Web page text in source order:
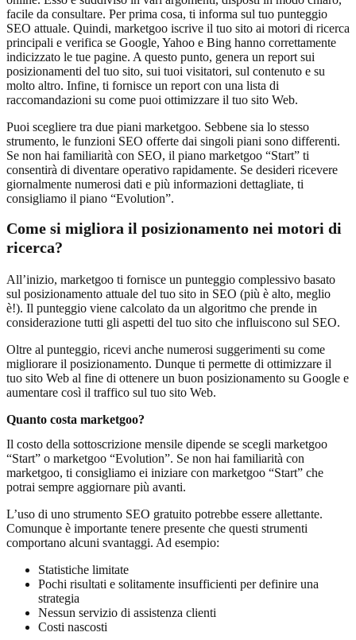
facile da consultare. Per prima cosa, ti informa sul tuo punteggio
SEO attuale. Quindi, marketgoo iscrive il tuo sito ai motori di ricerca
principali e verifica se Google, Yahoo e Bing hanno correttamente
indicizzato le tue pagine. A questo punto, genera un report sui
posizionamenti del tuo sito, sui tuoi visitatori, sul contenuto e su
molto altro. Infine, ti fornisce un report con una lista di
raccomandazioni su come puoi ottimizzare il tuo sito Web.
Puoi scegliere tra due piani marketgoo. Sebbene sia lo stesso
strumento, le funzioni SEO offerte dai singoli piani sono differenti.
Se non hai familiarità con SEO, il piano marketgoo “Start” ti
consentirà di diventare operativo rapidamente. Se desideri ricevere
giornalmente numerosi dati e più informazioni dettagliate, ti
consigliamo il piano “Evolution”.
Come si migliora il posizionamento nei motori di
ricerca?
All’inizio, marketgoo ti fornisce un punteggio complessivo basato
sul posizionamento attuale del tuo sito in SEO (più è alto, meglio
è!). Il punteggio viene calcolato da un algoritmo che prende in
considerazione tutti gli aspetti del tuo sito che influiscono sul SEO.
Oltre al punteggio, ricevi anche numerosi suggerimenti su come
migliorare il posizionamento. Dunque ti permette di ottimizzare il
tuo sito Web al fine di ottenere un buon posizionamento su Google e
aumentare così il traffico sul tuo sito Web.
Quanto costa marketgoo?
Il costo della sottoscrizione mensile dipende se scegli marketgoo
“Start” o marketgoo “Evolution”. Se non hai familiarità con
marketgoo, ti consigliamo ei iniziare con marketgoo “Start” che
potrai sempre aggiornare più avanti.
L’uso di uno strumento SEO gratuito potrebbe essere allettante.
Comunque è importante tenere presente che questi strumenti
comportano alcuni svantaggi. Ad esempio:
Statistiche limitate
Pochi risultati e solitamente insufficienti per definire una
strategia
Nessun servizio di assistenza clienti
Costi nascosti